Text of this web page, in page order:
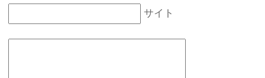
サイト